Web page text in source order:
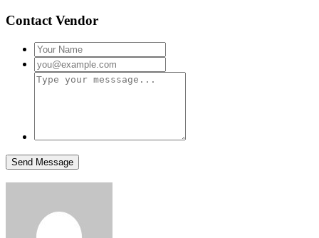
Contact Vendor